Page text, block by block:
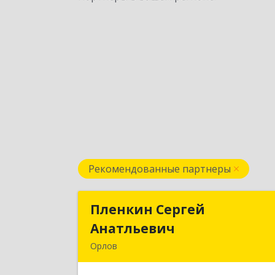
Рекомендованные партнеры
Пленкин Сергей
Анатльевич
Орлов
Пленкин Сергей